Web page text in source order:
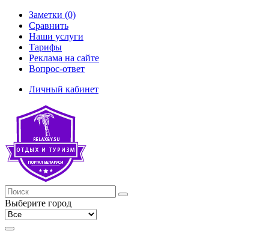
Заметки (0)
Сравнить
Наши услуги
Тарифы
Реклама на сайте
Вопрос-ответ
Личный кабинет
Выберите город